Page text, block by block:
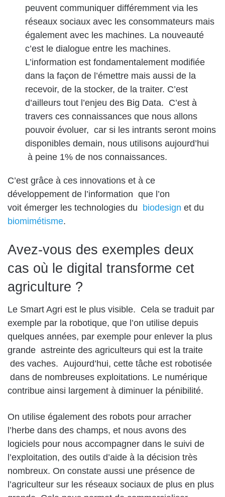
peuvent communiquer différemment via les
réseaux sociaux avec les consommateurs mais
également avec les machines. La nouveauté
c’est le dialogue entre les machines.
L’information est fondamentalement modifiée
dans la façon de l’émettre mais aussi de la
recevoir, de la stocker, de la traiter. C’est
d’ailleurs tout l’enjeu des Big Data. C’est à
travers ces connaissances que nous allons
pouvoir évoluer, car si les intrants seront moins
disponibles demain, nous utilisons aujourd’hui
à peine 1% de nos connaissances.
C’est grâce à ces innovations et à ce
développement de l’information que l’on
voit émerger les technologies du biodesign et du
biomimétisme.
Avez-vous des exemples deux
cas où le digital transforme cet
agriculture ?
Le Smart Agri est le plus visible. Cela se traduit par
exemple par la robotique, que l’on utilise depuis
quelques années, par exemple pour enlever la plus
grande astreinte des agriculteurs qui est la traite
des vaches. Aujourd’hui, cette tâche est robotisée
dans de nombreuses exploitations. Le numérique
contribue ainsi largement à diminuer la pénibilité.
On utilise également des robots pour arracher
l’herbe dans des champs, et nous avons des
logiciels pour nous accompagner dans le suivi de
l’exploitation, des outils d’aide à la décision très
nombreux. On constate aussi une présence de
l’agriculteur sur les réseaux sociaux de plus en plus